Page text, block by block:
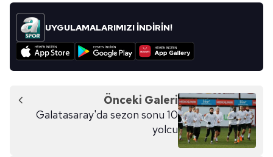
UYGULAMALARIMIZI İNDİRİN!
Önceki Galeri
Galatasaray'da sezon sonu 10
yolcu